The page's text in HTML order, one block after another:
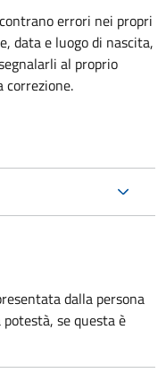
errori nei propri
data e luogo di nascita,
al proprio
correzione.
dalla persona
se questa è